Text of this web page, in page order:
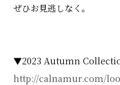
ぜひお見逃しなく。
▼2023 Autumn
http://calnamur.com/